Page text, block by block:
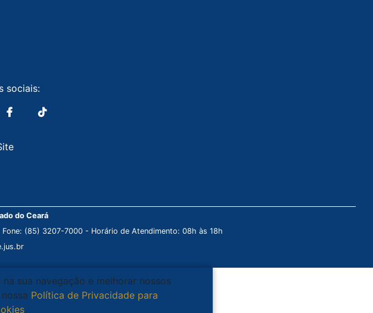
sociais:
do Ceará
(85) 3207-7000 - Horário de Atendimento: 08h às 18h
sua navegação e melhorar nossos
Política de Privacidade para
.